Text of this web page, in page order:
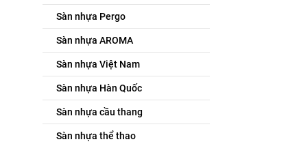
Sàn nhựa Pergo
Sàn nhựa AROMA
Sàn nhựa Việt Nam
Sàn nhựa Hàn Quốc
Sàn nhựa cầu thang
Sàn nhựa thể thao